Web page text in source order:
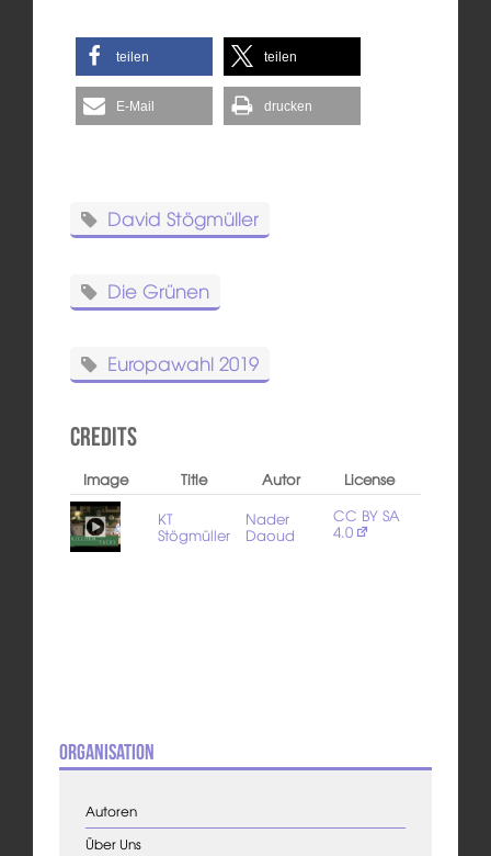
teilen teilen
E-Mail drucken
David Stögmüller
Die Grünen
Europawahl 2019
Credits
Image Title Autor
License
KT
Stögmüller
Nader
Daoud
CC BY SA
4.0
Organisation
Autoren
Über Uns